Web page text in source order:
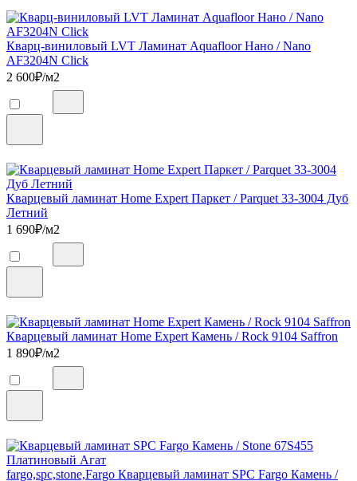
Кварц-виниловый LVT Ламинат Aquafloor Нано / Nano
AF3204N Click
2 600₽/м2
Кварцевый ламинат Home Expert Паркет / Parquet 33-3004 Дуб
Летний
1 690₽/м2
Кварцевый ламинат Home Expert Камень / Rock 9104 Saffron
1 890₽/м2
fargo,spc,stone,Fargo Кварцевый ламинат SPC Fargo Камень /